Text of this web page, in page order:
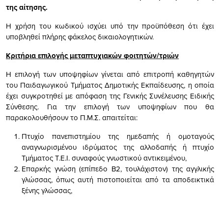
της αίτησης.
Η χρήση του κωδικού ισχύει υπό την προϋπόθεση ότι έχει
υποβληθεί πλήρης φάκελος δικαιολογητικών.
Κριτήρια επιλογής μεταπτυχιακών φοιτητών/τριών
Η επιλογή των υποψηφίων γίνεται από επιτροπή καθηγητών
του Παιδαγωγικού Τμήματος Δημοτικής Εκπαίδευσης, η οποία
έχει συγκροτηθεί με απόφαση της Γενικής Συνέλευσης Ειδικής
Σύνθεσης. Για την επιλογή των υποψηφίων που θα
παρακολουθήσουν το Π.Μ.Σ. απαιτείται:
Πτυχίο πανεπιστημίου της ημεδαπής ή ομοταγούς
αναγνωρισμένου ιδρύματος της αλλοδαπής ή πτυχίο
Τμήματος Τ.Ε.Ι. συναφούς γνωστικού αντικειμένου,
Επαρκής γνώση (επίπεδο Β2, τουλάχιστον) της αγγλικής
γλώσσας, όπως αυτή πιστοποιείται από τα αποδεικτικά
ξένης γλώσσας,